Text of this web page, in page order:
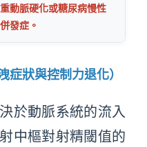
重動脈硬化或糖尿病慢性
併發症。
狀與控制力退化）
於動脈系統的流入
中樞對射精閾值的